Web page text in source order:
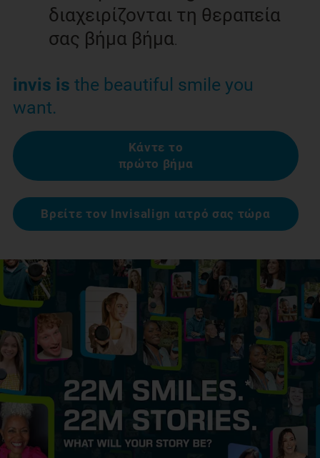
διαχειρίζονται τη θεραπεία
σας βήμα βήμα.
invis is the beautiful smile you
want.
Κάντε το
πρώτο βήμα
Βρείτε τον Invisalign ιατρό σας τώρα